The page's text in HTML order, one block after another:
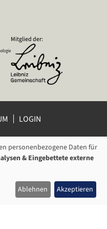
Mitglied der:
LOGIN
personenbezogene Daten für
& Eingebettete externe
Ablehnen Akzeptieren